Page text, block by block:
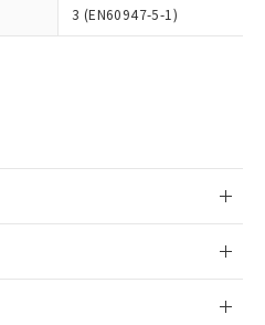
3 (EN60947-5-1)
ブサイト上で当社にご
ウンロード
書（当社基準）
点で非含有を証明す
て非含有を証明する
フタル酸エステル類４